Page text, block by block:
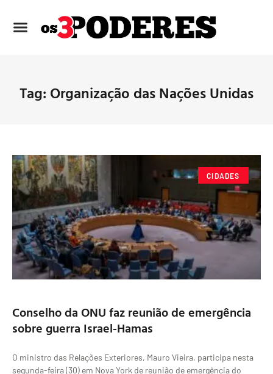
Tag: Organização das Nações Unidas
CIDADES
Conselho da ONU faz reunião de emergência
sobre guerra Israel-Hamas
O ministro das Relações Exteriores, Mauro Vieira, participa nesta
segunda-feira (30) em Nova York de reunião de emergência do